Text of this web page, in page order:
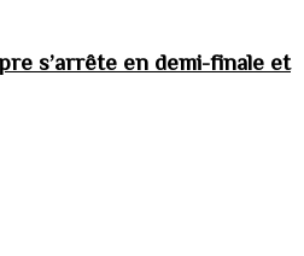
s’arrête en demi-finale et